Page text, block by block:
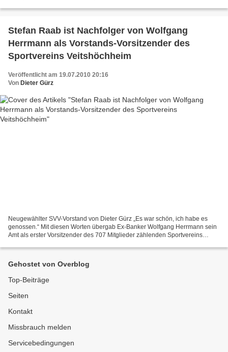
Stefan Raab ist Nachfolger von Wolfgang
Herrmann als Vorstands-Vorsitzender des
Sportvereins Veitshöchheim
Veröffentlicht am 19.07.2010 20:16
Von Dieter Gürz
Neugewählter SVV-Vorstand von Dieter Gürz „Es war schön, ich habe es
genossen.“ Mit diesen Worten übergab Ex-Banker Wolfgang Herrmann sein
Amt als erster Vorsitzender des 707 Mitglieder zählenden Sportvereins
Gehostet von Overblog
Top-Beiträge
Seiten
Kontakt
Missbrauch melden
Servicebedingungen